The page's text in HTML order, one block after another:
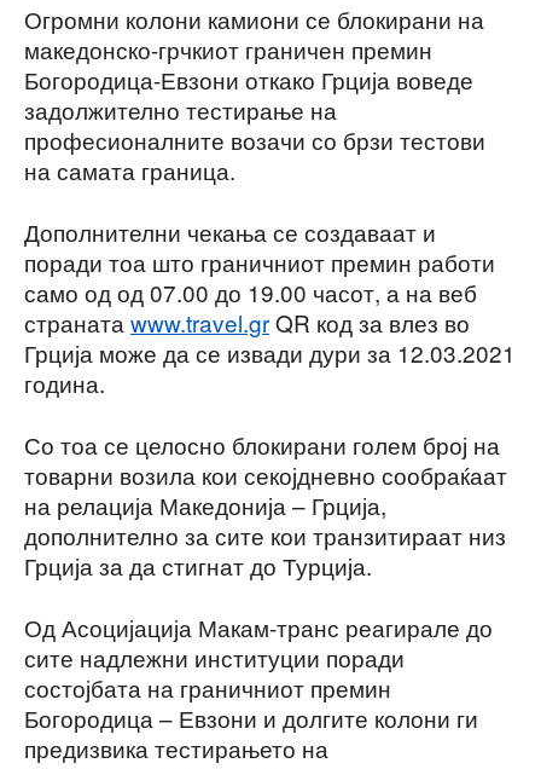
Огромни колони камиони се блокирани на
македонско-грчкиот граничен премин
Богородица-Евзони откако Грција воведе
задолжително тестирање на
професионалните возачи со брзи тестови
на самата граница.
Дополнителни чекања се создаваат и
поради тоа што граничниот премин работи
само од од 07.00 до 19.00 часот, а на веб
страната www.travel.grQR код за влез во
Грција може да се извади дури за 12.03.2021
година.
Со тоа се целосно блокирани голем број на
товарни возила кои секојдневно сообраќаат
на релација Македонија – Грција,
дополнително за сите кои транзитираат низ
Грција за да стигнат до Турција.
Од Асоцијација Макам-транс реагирале до
сите надлежни институции поради
состојбата на граничниот премин
Богородица – Евзони и долгите колони ги
предизвика тестирањето на